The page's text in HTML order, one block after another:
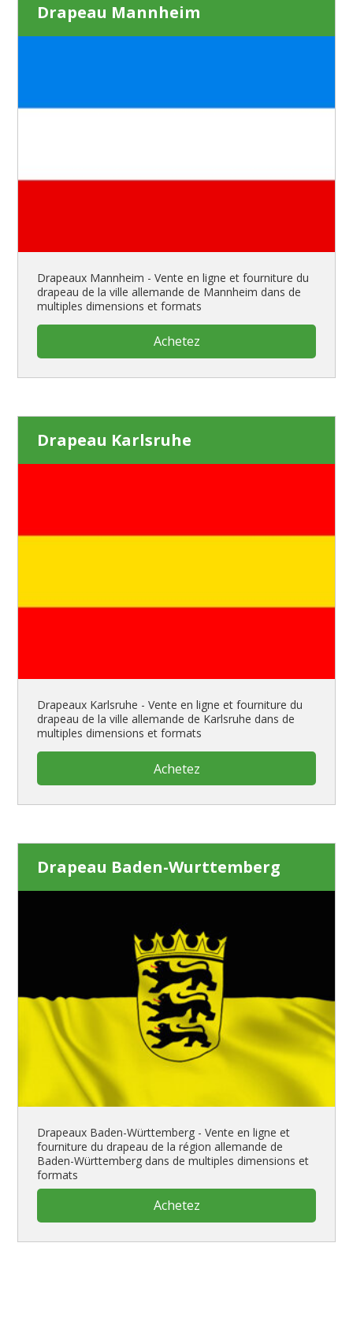
Drapeau Mannheim
Drapeaux Mannheim - Vente en ligne et fourniture du
drapeau de la ville allemande de Mannheim dans de
multiples dimensions et formats
Achetez
Drapeau Karlsruhe
Drapeaux Karlsruhe - Vente en ligne et fourniture du
drapeau de la ville allemande de Karlsruhe dans de
multiples dimensions et formats
Achetez
Drapeau Baden-Wurttemberg
Drapeaux Baden-Württemberg - Vente en ligne et
fourniture du drapeau de la région allemande de
Baden-Württemberg dans de multiples dimensions et
formats
Achetez